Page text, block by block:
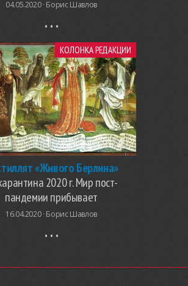
04.05.2020 · Борис Шавлов
КОЛОНКА РЕДАКЦИИ
«Живого Берлина»
2020 г. Мир пост-
пандемии прибывает
16.04.2020 · Борис Шавлов